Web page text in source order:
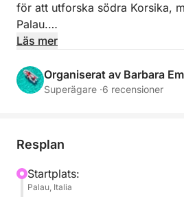
för att utforska södra Korsika,
Palau.
tillgängliga vikar, låter den dig
vackraste vikarna Lavezzi och
avkoppling.
En dynamisk men ändå
perfekt för dig som vill uppleva
Läs mer
Organiserat av Barbara
Superägare ·6 recensioner
Resplan
Startplats:
Palau, Italia